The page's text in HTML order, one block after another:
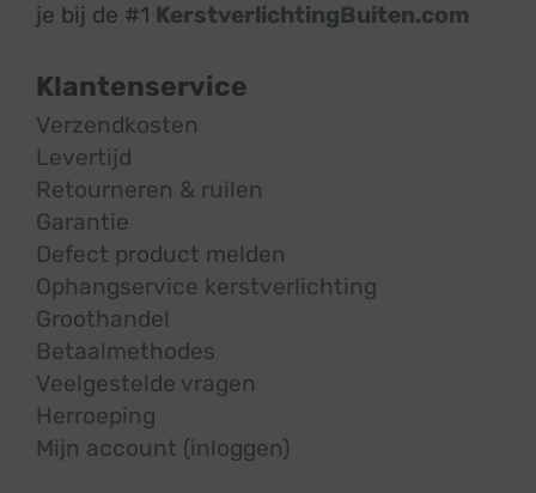
je bij de #1 KerstverlichtingBuiten.com
Klantenservice
Verzendkosten
Levertijd
Retourneren & ruilen
Garantie
Defect product melden
Ophangservice kerstverlichting
Groothandel
Betaalmethodes
Veelgestelde vragen
Herroeping
Mijn account (inloggen)